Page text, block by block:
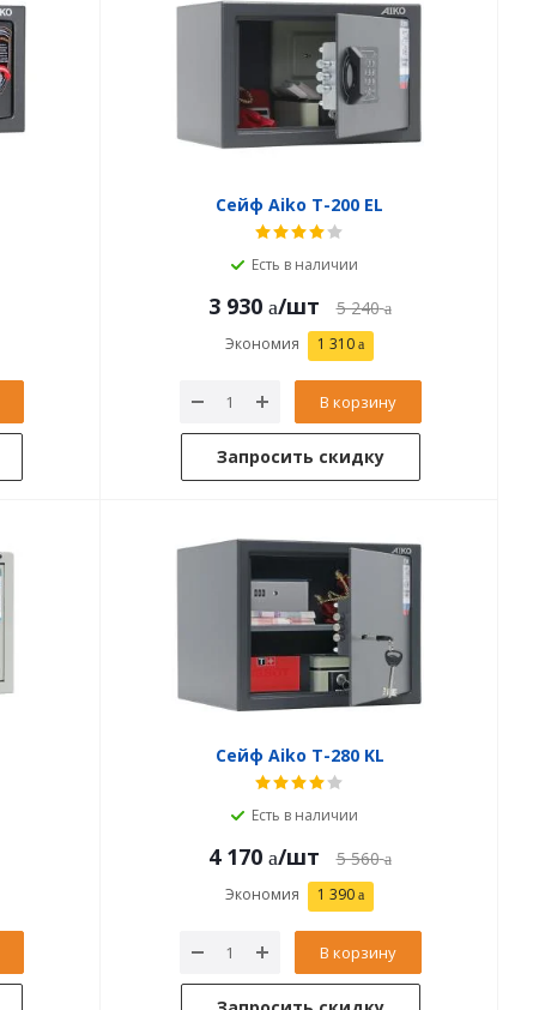
Сейф Aiko T-200 EL
Есть в наличии
3 930 /шт 5 240
Экономия 1 310
В корзину
Запросить скидку
Сейф Aiko T-280 KL
Есть в наличии
4 170 /шт 5 560
Экономия 1 390
В корзину